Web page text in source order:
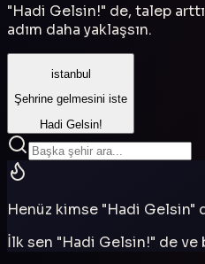
"Hadi Gelsin!" de, talep
adım daha yaklaşsın.
istanbul
Şehrine gelmesini iste
Hadi Gelsin!
Henüz kimse "Hadi Gelsin"
İlk sen "Hadi Gelsin!" de ve